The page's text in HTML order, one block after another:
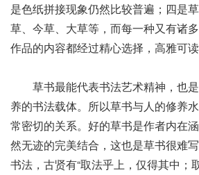
是色纸拼接现象仍然比较普遍；四是
草、今草、大草等，而每一种又有诸
作品的内容都经过精心选择，高雅可读
草书最能代表书法艺术精神，也是
养的书法载体。所以草书与人的修养
常密切的关系。好的草书是作者内在
然无迹的完美结合，这也是草书很难
书法，古贤有“取法乎上，仅得其中；